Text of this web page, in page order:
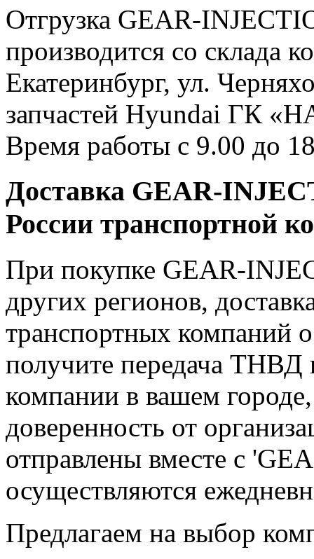
Отгрузка GEAR-
производится со склада
Екатеринбург, ул.
запчастей Hyundai ГК
Время работы с 9.00 до
Доставка GEAR-
России транспортной
При покупке GEAR-
других регионов,
транспортных компаний
получите передача ТНВД
компании в вашем
доверенность от
отправлены вместе с
осуществляются
Предлагаем на выбор